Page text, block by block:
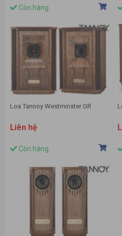
Còn hàng
Loa Tannoy Westminster GR
Liên hệ
Còn hàng